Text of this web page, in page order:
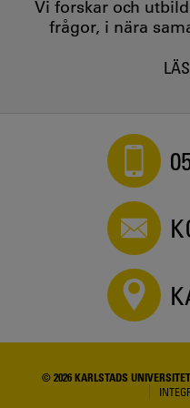
Vi forskar och
frågor, i nära
© 2026 KARLSTADS UNIVERSITET